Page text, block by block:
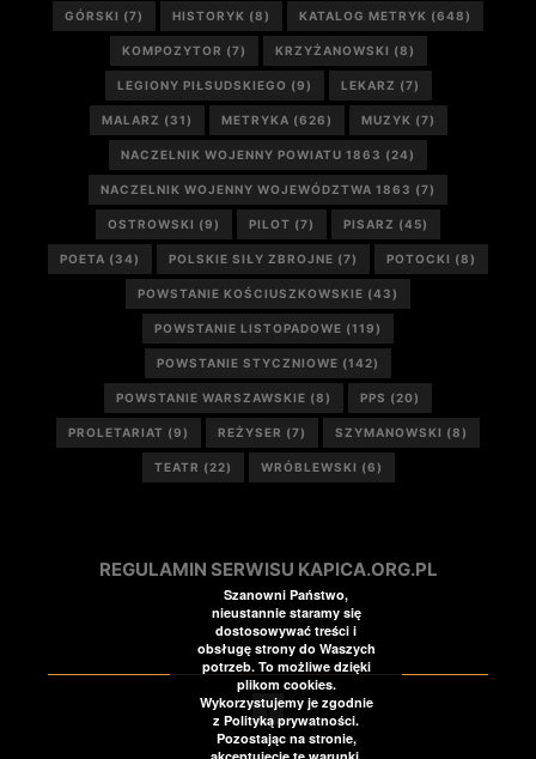
GÓRSKI (7) HISTORYK (8) KATALOG METRYK (648)
KOMPOZYTOR (7) KRZYŻANOWSKI (8)
LEGIONY PIŁSUDSKIEGO (9) LEKARZ (7)
MALARZ (31) METRYKA (626) MUZYK (7)
NACZELNIK WOJENNY POWIATU 1863 (24)
NACZELNIK WOJENNY WOJEWÓDZTWA 1863 (7)
OSTROWSKI (9) PILOT (7) PISARZ (45)
POETA (34) POLSKIE SIŁY ZBROJNE (7) POTOCKI (8)
POWSTANIE KOŚCIUSZKOWSKIE (43)
POWSTANIE LISTOPADOWE (119)
POWSTANIE STYCZNIOWE (142)
POWSTANIE WARSZAWSKIE (8) PPS (20)
PROLETARIAT (9) REŻYSER (7) SZYMANOWSKI (8)
TEATR (22) WRÓBLEWSKI (6)
REGULAMIN SERWISU KAPICA.ORG.PL
Szanowni Państwo,
nieustannie staramy się
dostosowywać treści i
obsługę strony do Waszych
potrzeb. To możliwe dzięki
plikom cookies.
Wykorzystujemy je zgodnie
z Polityką prywatności.
Pozostając na stronie,